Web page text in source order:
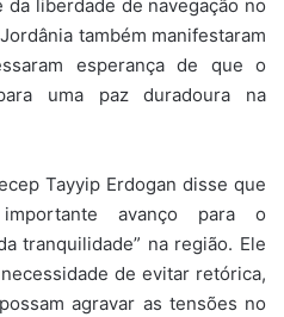
da liberdade de navegação no
também manifestaram
esperança de que o
uma paz duradoura na
Tayyip Erdogan disse que
avanço para o
tranquilidade” na região. Ele
de evitar retórica,
agravar as tensões no